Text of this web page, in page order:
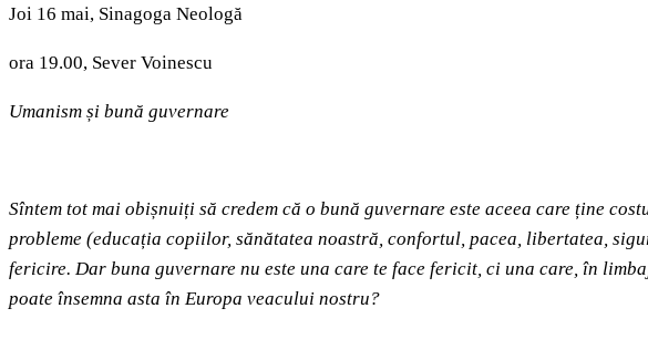
Joi 16 mai, Sinagoga Neologă
ora 19.00, Sever Voinescu
Umanism și bună guvernare
Sîntem tot mai obișnuiți să credem că o bună guvernare este aceea care ține
probleme (educația copiilor, sănătatea noastră, confortul, pacea, libertatea,
fericire. Dar buna guvernare nu este una care te face fericit, ci una care, în
poate însemna asta în Europa veacului nostru?